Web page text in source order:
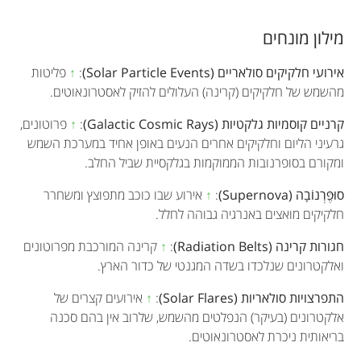
מילון מונחים
אירועי חלקיקים סולאריים (Solar Particle Events) :
↑ פליטות
מהשמש של חלקיקים (קרינה) העלולים להזיק לאסטרונאוטים.
קרניים קוסמיות גלקטיות (Galactic Cosmic Rays)
:
↑ פרוטונים,
גרעיני הליום וחלקיקים אחרים הנעים באופן אחיד במערכת השמש
ומקורם בסופרנובות הממוקמות בגלקסיית שביל החלב.
סוּפֶּרְנוֹבָה (Supernova)
:
↑ אירוע שבו כוכב מתפוצץ ומשחרר
חלקיקים מואצים באנרגיה גבוהה לחלל.
חגורות קרינה (Radiation Belts)
:
↑ קרינה המורכבת מפרוטונים
ואלקטרונים שנלכדו בשדה המגנטי של כדור הארץ.
התפרצויות סולאריות (Solar Flares)
:
↑ אירועים קצרים של
אלקטרונים (בעיקר) הנפלטים מהשמש, שלרוב אין בהם סכנה
בריאותית ניכרת לאסטרונאוטים.